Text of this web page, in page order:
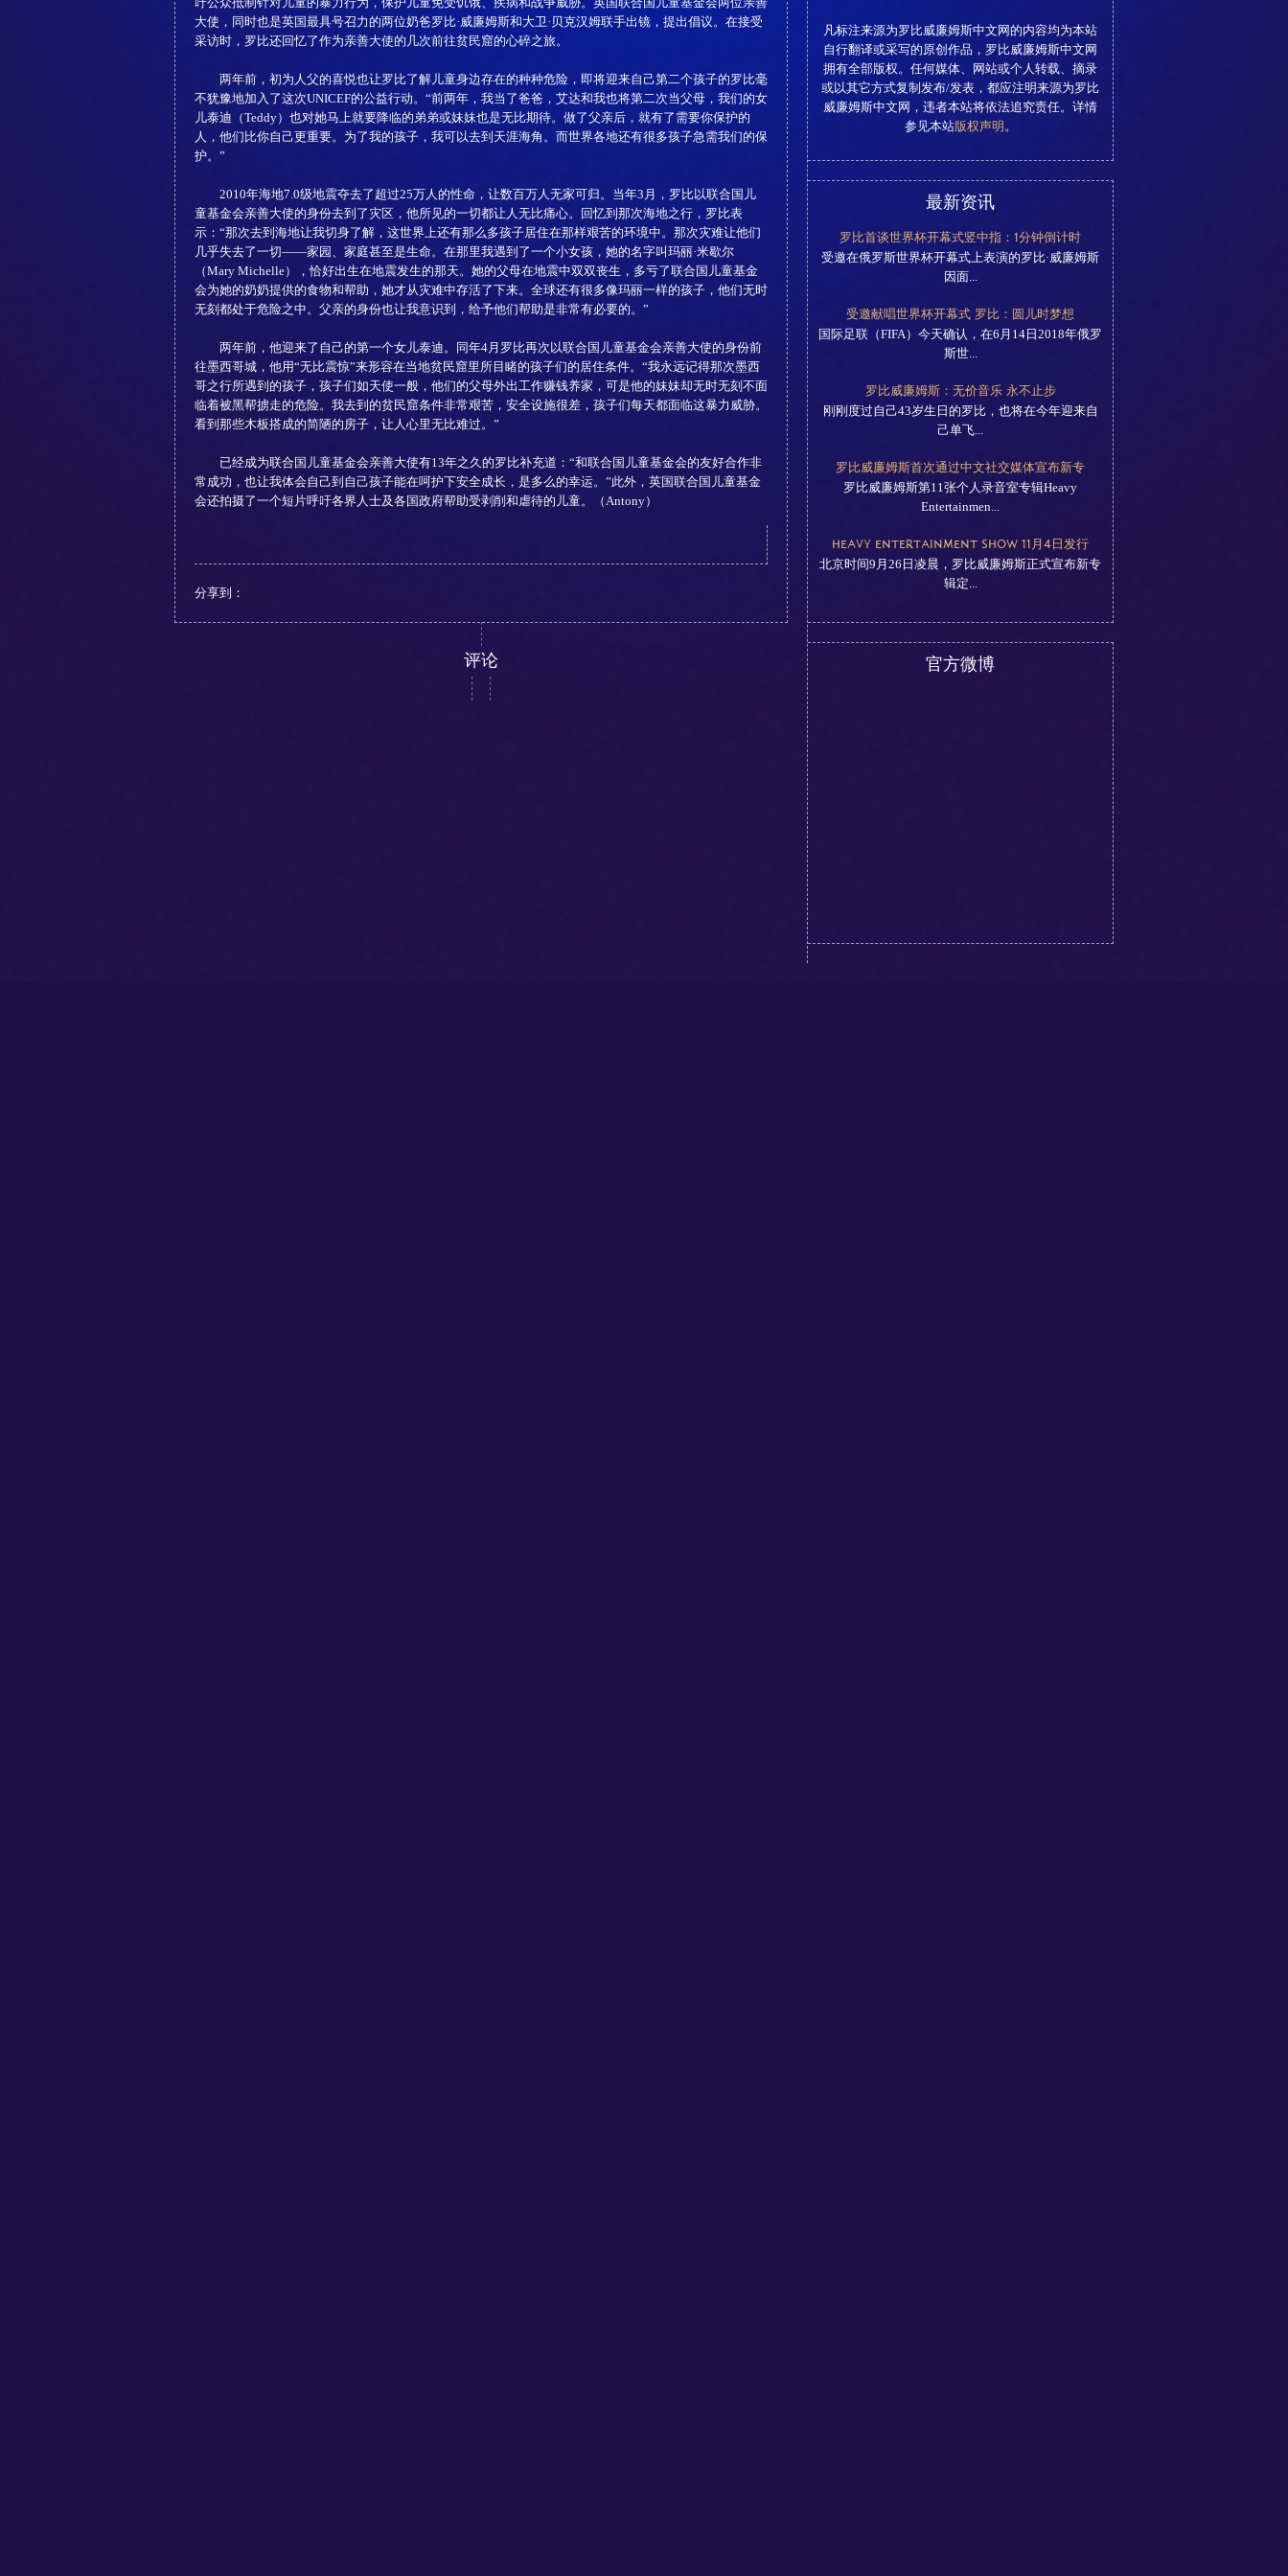
大使，同时也是英国最具号召力的两位奶爸罗比·威廉姆斯和大卫·贝克汉姆联手出镜，提出倡议。在接受
采访时，罗比还回忆了作为亲善大使的几次前往贫民窟的心碎之旅。
两年前，初为人父的喜悦也让罗比了解儿童身边存在的种种危险，即将迎来自己第二个孩子的罗比毫
不犹豫地加入了这次UNICEF的公益行动。“前两年，我当了爸爸，艾达和我也将第二次当父母，我们的女
儿泰迪（Teddy）也对她马上就要降临的弟弟或妹妹也是无比期待。做了父亲后，就有了需要你保护的
人，他们比你自己更重要。为了我的孩子，我可以去到天涯海角。而世界各地还有很多孩子急需我们的保
护。”
2010年海地7.0级地震夺去了超过25万人的性命，让数百万人无家可归。当年3月，罗比以联合国儿
童基金会亲善大使的身份去到了灾区，他所见的一切都让人无比痛心。回忆到那次海地之行，罗比表
示：“那次去到海地让我切身了解，这世界上还有那么多孩子居住在那样艰苦的环境中。那次灾难让他们
几乎失去了一切——家园、家庭甚至是生命。在那里我遇到了一个小女孩，她的名字叫玛丽·米歇尔
（Mary Michelle），恰好出生在地震发生的那天。她的父母在地震中双双丧生，多亏了联合国儿童基金
会为她的奶奶提供的食物和帮助，她才从灾难中存活了下来。全球还有很多像玛丽一样的孩子，他们无时
无刻都处于危险之中。父亲的身份也让我意识到，给予他们帮助是非常有必要的。”
两年前，他迎来了自己的第一个女儿泰迪。同年4月罗比再次以联合国儿童基金会亲善大使的身份前
往墨西哥城，他用“无比震惊”来形容在当地贫民窟里所目睹的孩子们的居住条件。“我永远记得那次墨西
哥之行所遇到的孩子，孩子们如天使一般，他们的父母外出工作赚钱养家，可是他的妹妹却无时无刻不面
临着被黑帮掳走的危险。我去到的贫民窟条件非常艰苦，安全设施很差，孩子们每天都面临这暴力威胁。
看到那些木板搭成的简陋的房子，让人心里无比难过。”
已经成为联合国儿童基金会亲善大使有13年之久的罗比补充道：“和联合国儿童基金会的友好合作非
常成功，也让我体会自己到自己孩子能在呵护下安全成长，是多么的幸运。”此外，英国联合国儿童基金
会还拍摄了一个短片呼吁各界人士及各国政府帮助受剥削和虐待的儿童。（Antony）
分享到：
评论
凡标注来源为罗比威廉姆斯中文网的内容均为本站
自行翻译或采写的原创作品，罗比威廉姆斯中文网
拥有全部版权。任何媒体、网站或个人转载、摘录
或以其它方式复制发布/发表，都应注明来源为罗比
威廉姆斯中文网，违者本站将依法追究责任。详情
参见本站版权声明 。
最新资讯
罗比首谈世界杯开幕式竖中指：1分钟倒计时
受邀在俄罗斯世界杯开幕式上表演的罗比·威廉姆斯
因面...
受邀献唱世界杯开幕式 罗比：圆儿时梦想
国际足联（FIFA）今天确认，在6月14日2018年俄罗
斯世...
罗比威廉姆斯：无价音乐 永不止步
刚刚度过自己43岁生日的罗比，也将在今年迎来自
己单飞...
罗比威廉姆斯首次通过中文社交媒体宣布新专
罗比威廉姆斯第11张个人录音室专辑Heavy
Entertainmen...
HEAVY ENTERTAINMENT SHOW 11月4日发行
北京时间9月26日凌晨，罗比威廉姆斯正式宣布新专
辑定...
官方微博